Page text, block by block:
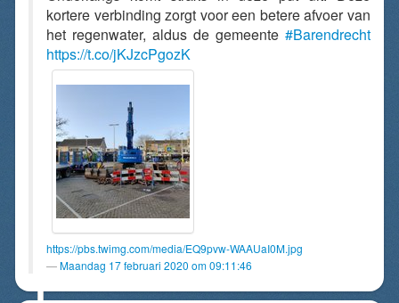
kortere verbinding zorgt voor een betere afvoer van
het regenwater, aldus de gemeente #Barendrecht
https://t.co/jKJzcPgozK
https://pbs.twimg.com/media/EQ9pvw-WAAUaI0M.jpg
Maandag 17 februari 2020 om 09:11:46